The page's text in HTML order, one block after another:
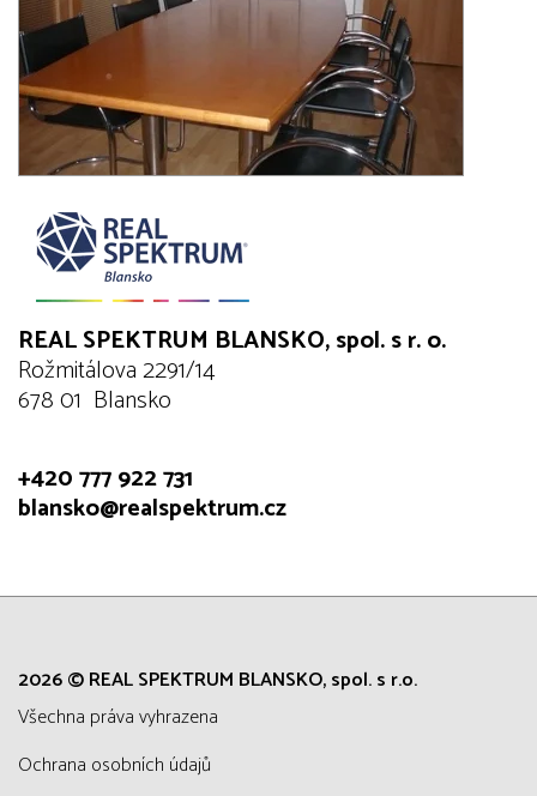
REAL SPEKTRUM BLANSKO, spol. s r. o.
Rožmitálova 2291/14
678 01 Blansko
+420 777 922 731
blansko@realspektrum.cz
2026 © REAL SPEKTRUM BLANSKO, spol. s r.o.
všechna práva vyhrazena
Ochrana osobních údajů